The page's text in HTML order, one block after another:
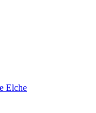
Elche